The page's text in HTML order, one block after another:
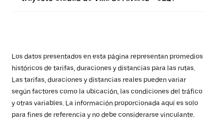
Los datos presentados en esta página representan promedios
históricos de tarifas, duraciones y distancias para las rutas.
Las tarifas, duraciones y distancias reales pueden variar
según factores como la ubicación, las condiciones del tráfico
y otras variables. La información proporcionada aquí es solo
para fines de referencia y no debe considerarse vinculante.